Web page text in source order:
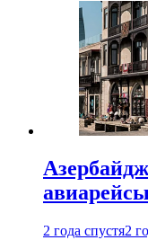
2 года спустя2